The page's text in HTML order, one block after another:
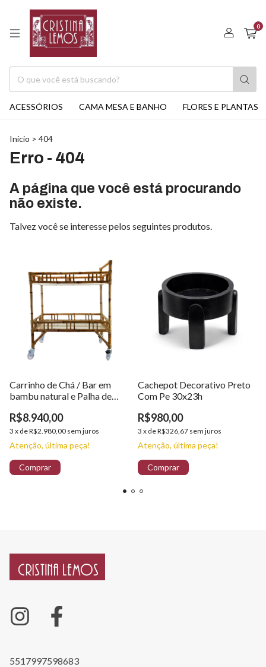
0
ACESSÓRIOS CAMA MESA E BANHO FLORES E PLANTAS
Início > 404
Erro - 404
A página que você está procurando
não existe.
Talvez você se interesse pelos seguintes produtos.
Carrinho de Chá / Bar em
bambu natural e Palha de
R$8.940,00
3 x deR$2.980,00 sem juros
Atenção, última peça!
Cachepot Decorativo Preto
Com Pe 30x23h
R$980,00
3 x deR$326,67 sem juros
Atenção, última peça!
5517997598683